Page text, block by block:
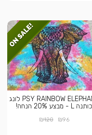
PSY RAINBOW ELEPHANT לונג
כותנה L - מבצע 20% הנחה!
₪96
₪120